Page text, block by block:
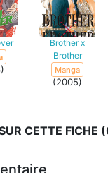
Brother x
Brother
Manga
(2005)
CETTE FICHE